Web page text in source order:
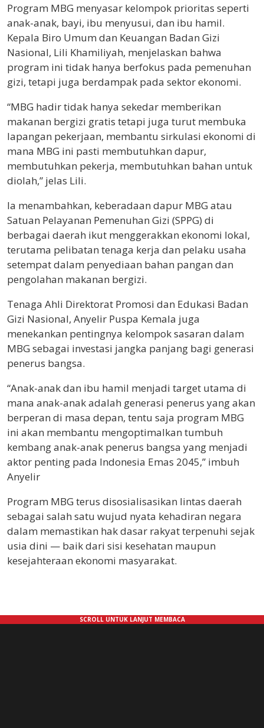
Program MBG menyasar kelompok prioritas seperti
anak-anak, bayi, ibu menyusui, dan ibu hamil.
Kepala Biro Umum dan Keuangan Badan Gizi
Nasional, Lili Khamiliyah, menjelaskan bahwa
program ini tidak hanya berfokus pada pemenuhan
gizi, tetapi juga berdampak pada sektor ekonomi.
“MBG hadir tidak hanya sekedar memberikan
makanan bergizi gratis tetapi juga turut membuka
lapangan pekerjaan, membantu sirkulasi ekonomi di
mana MBG ini pasti membutuhkan dapur,
membutuhkan pekerja, membutuhkan bahan untuk
diolah,” jelas Lili.
Ia menambahkan, keberadaan dapur MBG atau
Satuan Pelayanan Pemenuhan Gizi (SPPG) di
berbagai daerah ikut menggerakkan ekonomi lokal,
terutama pelibatan tenaga kerja dan pelaku usaha
setempat dalam penyediaan bahan pangan dan
pengolahan makanan bergizi.
Tenaga Ahli Direktorat Promosi dan Edukasi Badan
Gizi Nasional, Anyelir Puspa Kemala juga
menekankan pentingnya kelompok sasaran dalam
MBG sebagai investasi jangka panjang bagi generasi
penerus bangsa.
“Anak-anak dan ibu hamil menjadi target utama di
mana anak-anak adalah generasi penerus yang akan
berperan di masa depan, tentu saja program MBG
ini akan membantu mengoptimalkan tumbuh
kembang anak-anak penerus bangsa yang menjadi
aktor penting pada Indonesia Emas 2045,” imbuh
Anyelir
Program MBG terus disosialisasikan lintas daerah
sebagai salah satu wujud nyata kehadiran negara
dalam memastikan hak dasar rakyat terpenuhi sejak
usia dini — baik dari sisi kesehatan maupun
kesejahteraan ekonomi masyarakat.